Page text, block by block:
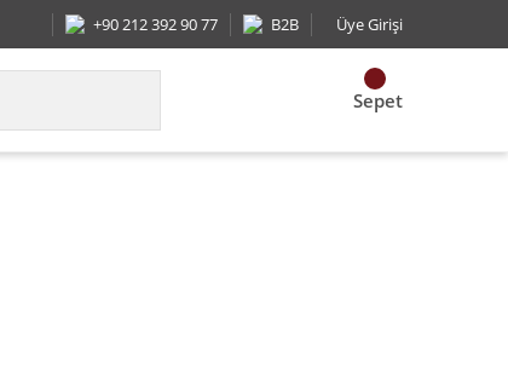
+90 212 392 90 77 B2B Üye Girişi
Sepet